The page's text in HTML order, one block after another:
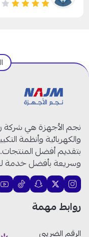
نجم الأجهزة هي شركة
بتقديم أفضل
وسريعة بأفضل خدمة
روابط مهمة
الرقم الضريبي